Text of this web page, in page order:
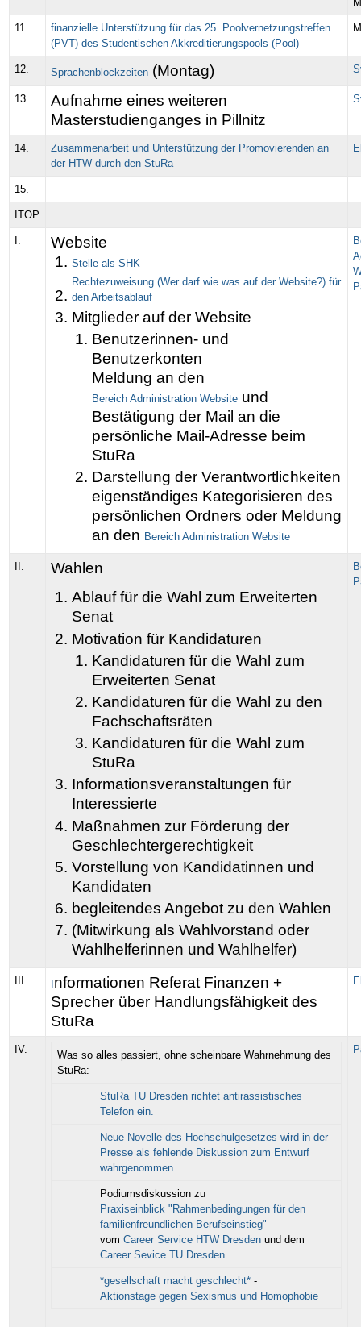
11.
finanzielle Unterstützung für das 25. Poolvernetzungstreffen
(PVT) des Studentischen Akkreditierungspools (Pool)
12. Sprachenblockzeiten (Montag)
13.
Aufnahme eines weiteren
Masterstudienganges in Pillnitz
14.
Zusammenarbeit und Unterstützung der Promovierenden an
der HTW durch den StuRa
15.
ITOP
I. Website
Stelle als SHK
Rechtezuweisung (Wer darf wie was auf der Website?) für
den Arbeitsablauf
Mitglieder auf der Website
Benutzerinnen- und
Benutzerkonten
Meldung an den
Bereich Administration Website und
Bestätigung der Mail an die
persönliche Mail-Adresse beim
StuRa
Darstellung der Verantwortlichkeiten
eigenständiges Kategorisieren des
persönlichen Ordners oder Meldung
an den Bereich Administration Website
II.
Wahlen
Ablauf für die Wahl zum Erweiterten
Senat
Motivation für Kandidaturen
Kandidaturen für die Wahl zum
Erweiterten Senat
Kandidaturen für die Wahl zu den
Fachschaftsräten
Kandidaturen für die Wahl zum
StuRa
Informationsveranstaltungen für
Interessierte
Maßnahmen zur Förderung der
Geschlechtergerechtigkeit
Vorstellung von Kandidatinnen und
Kandidaten
begleitendes Angebot zu den Wahlen
(Mitwirkung als Wahlvorstand oder
Wahlhelferinnen und Wahlhelfer)
III. Informationen Referat Finanzen +
Sprecher über Handlungsfähigkeit des
StuRa
IV.
Was so alles passiert, ohne scheinbare Wahrnehmung des
StuRa:
StuRa TU Dresden richtet antirassistisches
Telefon ein.
Neue Novelle des Hochschulgesetzes wird in der
Presse als fehlende Diskussion zum Entwurf
wahrgenommen.
Podiumsdiskussion zu
Praxiseinblick "Rahmenbedingungen für den
familienfreundlichen Berufseinstieg"
vomCareer Service HTW Dresden und dem
Career Sevice TU Dresden
*gesellschaft macht geschlecht* -
Aktionstage gegen Sexismus und Homophobie